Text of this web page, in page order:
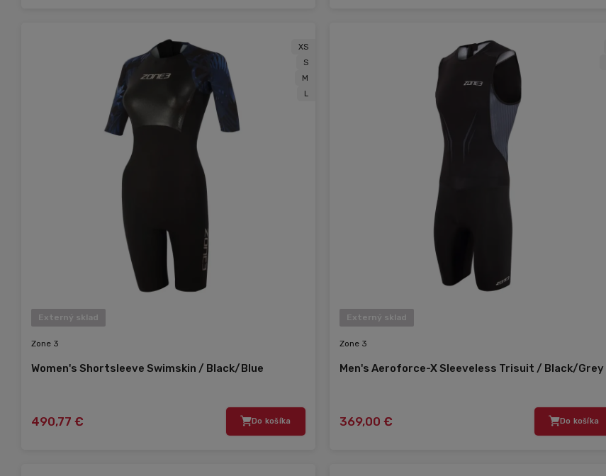
XS
S
M
L
Externý sklad
Zone 3
Women's Shortsleeve Swimskin / Black/Blue
490,77 € Do košíka
Externý sklad
Zone 3
Men's Aeroforce-X Sleeveless Trisuit / Black/Grey
369,00 € Do košíka